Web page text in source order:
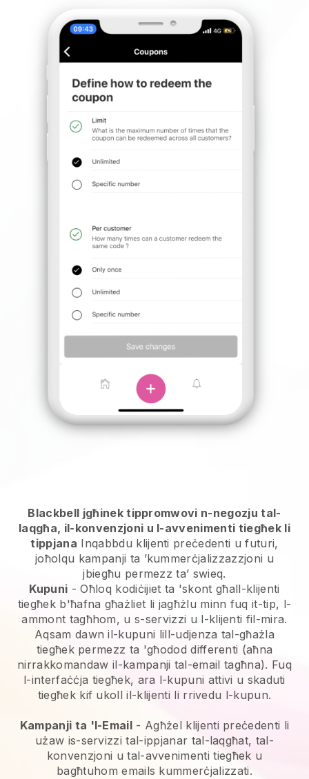
Blackbell jgħinek tippromwovi n-negozju tal-
laqgħa, il-konvenzjoni u l-avvenimenti tiegħek li
tippjana Inqabbdu klijenti preċedenti u futuri,
joħolqu kampanji ta ’kummerċjalizzazzjoni u
jbiegħu permezz ta’ swieq.
Kupuni - Oħloq kodiċijiet ta 'skont għall-klijenti
tiegħek b'ħafna għażliet li jagħżlu minn fuq it-tip, l-
ammont tagħhom, u s-servizzi u l-klijenti fil-mira.
Aqsam dawn il-kupuni lill-udjenza tal-għażla
tiegħek permezz ta 'għodod differenti (aħna
nirrakkomandaw il-kampanji tal-email tagħna). Fuq
l-interfaċċja tiegħek, ara l-kupuni attivi u skaduti
tiegħek kif ukoll il-klijenti li rrivedu l-kupun.
Kampanji ta 'l-Email - Agħżel klijenti preċedenti li
użaw is-servizzi tal-ippjanar tal-laqgħat, tal-
konvenzjoni u tal-avvenimenti tiegħek u
bagħtuhom emails kummerċjalizzati.